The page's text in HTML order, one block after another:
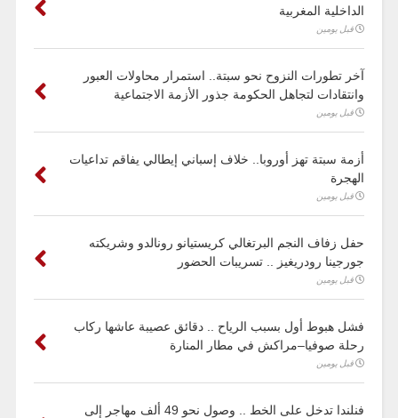
الداخلية المغربية
قبل يومين
آخر تطورات النزوح نحو سبتة.. استمرار محاولات العبور
وانتقادات لتجاهل الحكومة جذور الأزمة الاجتماعية
قبل يومين
أزمة سبتة تهز أوروبا.. خلاف إسباني إيطالي يفاقم تداعيات
الهجرة
قبل يومين
حفل زفاف النجم البرتغالي كريستيانو رونالدو وشريكته
جورجينا رودريغيز .. تسريبات الحضور
قبل يومين
فشل هبوط أول بسبب الرياح .. دقائق عصيبة عاشها ركاب
رحلة صوفيا–مراكش في مطار المنارة
قبل يومين
فنلندا تدخل على الخط .. وصول نحو 49 ألف مهاجر إلى